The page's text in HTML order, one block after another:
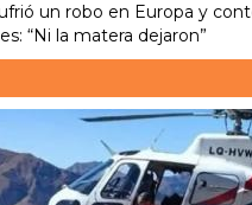
un robo en Europa y
“Ni la matera dejaron”